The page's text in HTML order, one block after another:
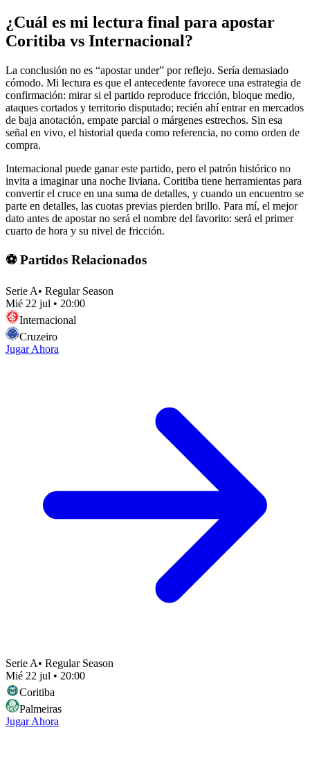
¿Cuál es mi lectura final para apostar
Coritiba vs Internacional?
La conclusión no es “apostar under” por reflejo. Sería demasiado
cómodo. Mi lectura es que el antecedente favorece una estrategia de
confirmación: mirar si el partido reproduce fricción, bloque medio,
ataques cortados y territorio disputado; recién ahí entrar en mercados
de baja anotación, empate parcial o márgenes estrechos. Sin esa
señal en vivo, el historial queda como referencia, no como orden de
compra.
Internacional puede ganar este partido, pero el patrón histórico no
invita a imaginar una noche liviana. Coritiba tiene herramientas para
convertir el cruce en una suma de detalles, y cuando un encuentro se
parte en detalles, las cuotas previas pierden brillo. Para mí, el mejor
dato antes de apostar no será el nombre del favorito: será el primer
cuarto de hora y su nivel de fricción.
⚽ Partidos Relacionados
Serie A• Regular Season
Mié 22 jul • 20:00
Internacional
Cruzeiro
Jugar Ahora
Serie A• Regular Season
Mié 22 jul • 20:00
Coritiba
Palmeiras
Jugar Ahora